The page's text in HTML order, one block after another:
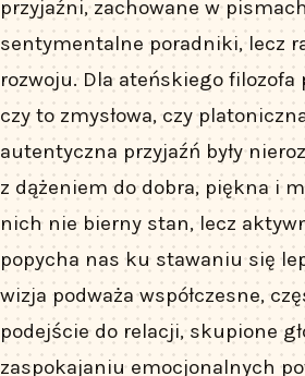
przyjaźni, zachowane w
sentymentalne poradniki, lecz
rozwoju. Dla ateńskiego filozofa
czy to zmysłowa, czy
autentyczna przyjaźń były
z dążeniem do dobra, piękna i
nich nie bierny stan, lecz
popycha nas ku stawaniu się
wizja podważa współczesne,
podejście do relacji, skupione
zaspokajaniu emocjonalnych